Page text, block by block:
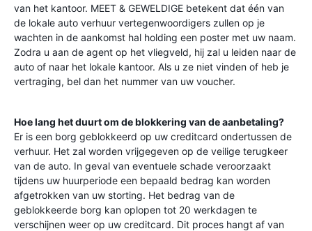
van het kantoor. MEET & GEWELDIGE betekent dat één van
de lokale auto verhuur vertegenwoordigers zullen op je
wachten in de aankomst hal holding een poster met uw naam.
Zodra u aan de agent op het vliegveld, hij zal u leiden naar de
auto of naar het lokale kantoor. Als u ze niet vinden of heb je
vertraging, bel dan het nummer van uw voucher.
Hoe lang het duurt om de blokkering van de aanbetaling?
Er is een borg geblokkeerd op uw creditcard ondertussen de
verhuur. Het zal worden vrijgegeven op de veilige terugkeer
van de auto. In geval van eventuele schade veroorzaakt
tijdens uw huurperiode een bepaald bedrag kan worden
afgetrokken van uw storting. Het bedrag van de
geblokkeerde borg kan oplopen tot 20 werkdagen te
verschijnen weer op uw creditcard. Dit proces hangt af van